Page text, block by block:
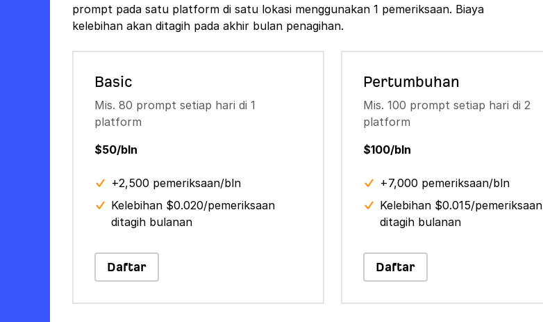
prompt pada satu platform di satu lokasi menggunakan 1 pemeriksaan. Biaya
kelebihan akan ditagih pada akhir bulan penagihan.
Basic
Mis. 80 prompt setiap hari di 1
platform
$50/bln
+2,500 pemeriksaan/bln
Kelebihan $0.020/pemeriksaan
ditagih bulanan
Daftar
Pertumbuhan
Mis. 100 prompt setiap hari di 2
platform
$100/bln
+7,000 pemeriksaan/bln
Kelebihan $0.015/pemeriksaan
ditagih bulanan
Daftar